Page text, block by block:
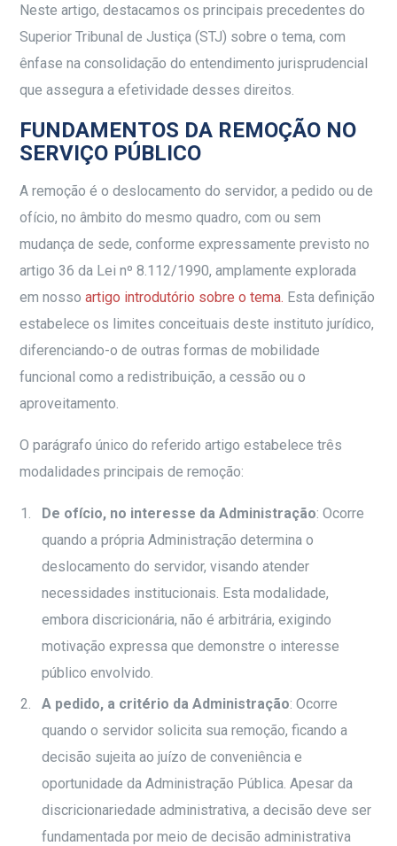
Neste artigo, destacamos os principais precedentes do
Superior Tribunal de Justiça (STJ) sobre o tema, com
ênfase na consolidação do entendimento jurisprudencial
que assegura a efetividade desses direitos.
FUNDAMENTOS DA REMOÇÃO NO
SERVIÇO PÚBLICO
A remoção é o deslocamento do servidor, a pedido ou de
ofício, no âmbito do mesmo quadro, com ou sem
mudança de sede, conforme expressamente previsto no
artigo 36 da Lei nº 8.112/1990, amplamente explorada
em nossoartigo introdutório sobre o tema. Esta definição
estabelece os limites conceituais deste instituto jurídico,
diferenciando-o de outras formas de mobilidade
funcional como a redistribuição, a cessão ou o
aproveitamento.
O parágrafo único do referido artigo estabelece três
modalidades principais de remoção:
De ofício, no interesse da Administração: Ocorre
quando a própria Administração determina o
deslocamento do servidor, visando atender
necessidades institucionais. Esta modalidade,
embora discricionária, não é arbitrária, exigindo
motivação expressa que demonstre o interesse
público envolvido.
A pedido, a critério da Administração: Ocorre
quando o servidor solicita sua remoção, ficando a
decisão sujeita ao juízo de conveniência e
oportunidade da Administração Pública. Apesar da
discricionariedade administrativa, a decisão deve ser
fundamentada por meio de decisão administrativa